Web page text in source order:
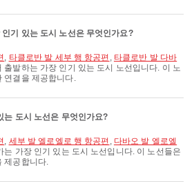
기 있는 도시 노선은 무엇인가요?
, 타클로반 발 세부 행 항공편 , 타클로반 발 다바
출발하는 가장 인기 있는 도시 노선입니다. 이 노
연결을 제공합니다.
는 도시 노선은 무엇인가요?
, 세부 발 엘로엘로 행 항공편 , 다바오 발 엘로엘
는 가장 인기 있는 도시 노선입니다. 이 노선들은
제공합니다.